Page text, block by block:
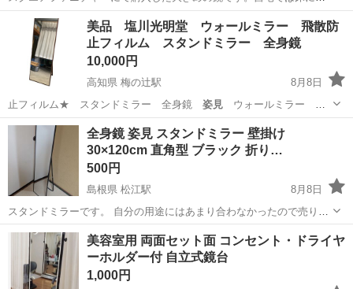
いてインテリアを兼ねて使用していました。引っ越しに伴い、荷物を
減らさなければならないため、どなたか大切にしていただける方へお
譲りしたいと思っています。ご自宅でも良...
兵庫 神戸市 摂津本山駅 ミラー/鏡
美品 塩川光明堂 ウォールミラー 飛散防
止フィルム スタンドミラー 全身鏡
10,000円
高知県 梅の辻駅
8月8日
止フィルム★ スタンドミラー 全身鏡 姿見ウォールミラー ヨ
ーロピアン エレガ…
高知 高知市 梅の辻駅 ミラー/鏡
全身鏡 姿見 スタンドミラー 壁掛け
30×120cm 直角型 ブラック 折り…
500円
島根県 松江駅
8月8日
スタンドミラーです。 自分の用途にはあまり合わなかったので売りま
す。
島根 松江市 松江駅 ミラー/鏡
美容室用 両面セット面 コンセント・ドライヤ
ーホルダー付 自立式鏡台
1,000円